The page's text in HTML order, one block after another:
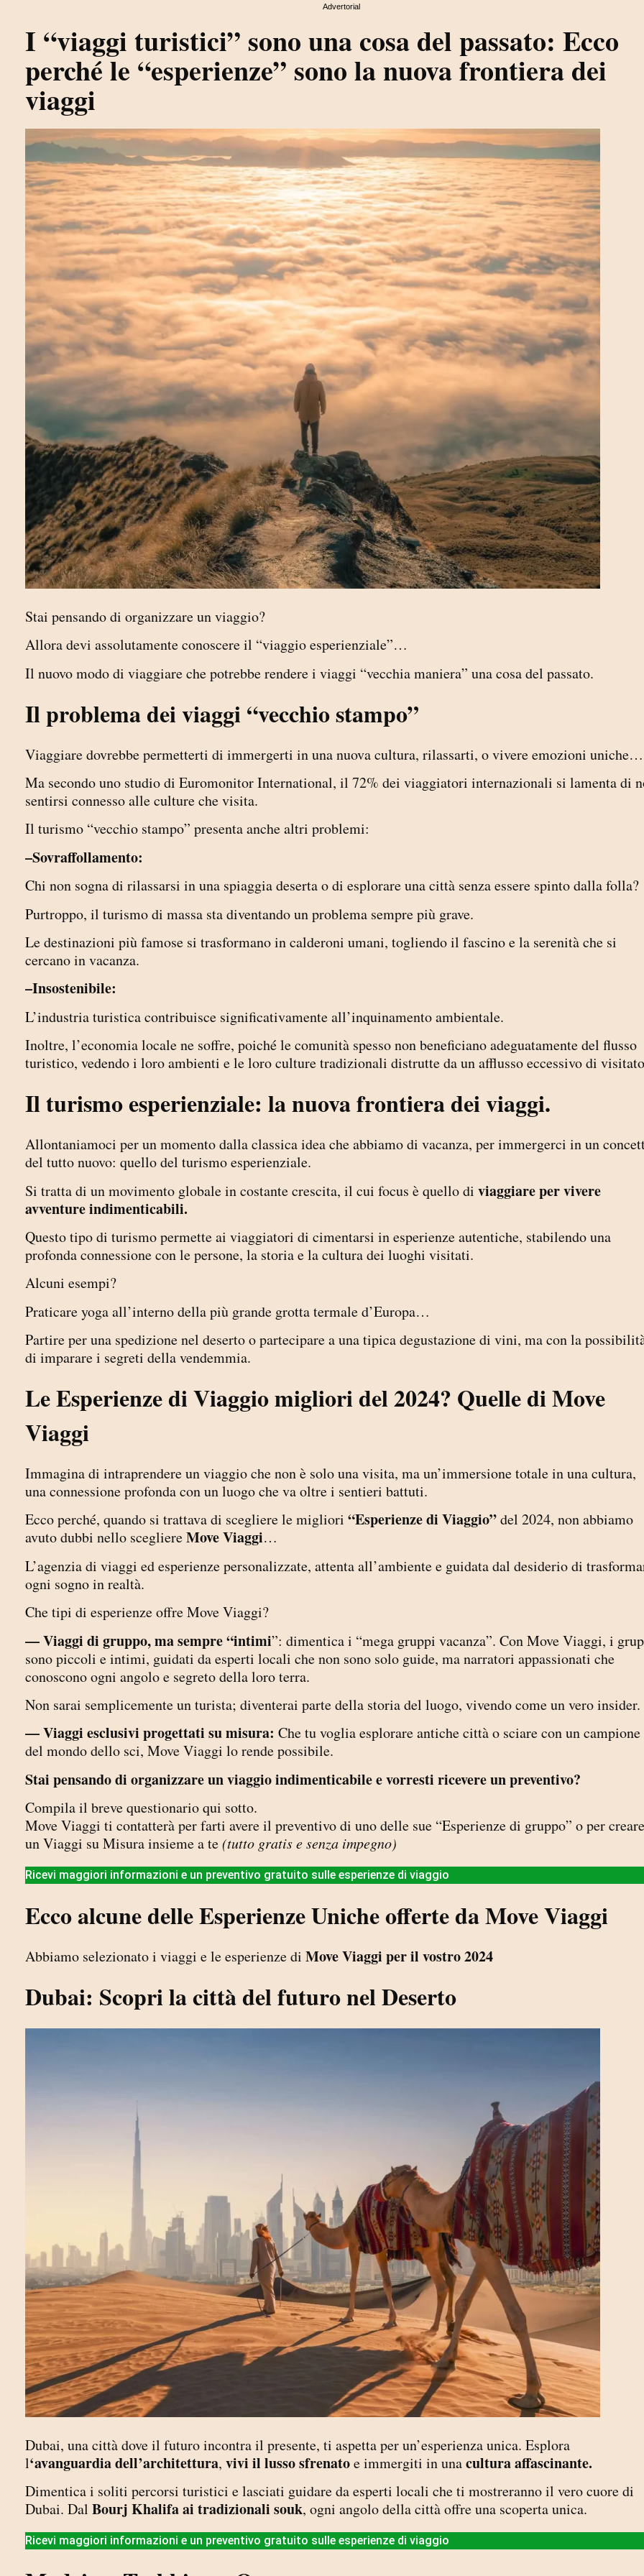
Advertorial
I “viaggi turistici” sono una cosa del passato: Ecco
perché le “esperienze” sono la nuova frontiera dei
viaggi
Stai pensando di organizzare un viaggio?
Allora devi assolutamente conoscere il “viaggio esperienziale”…
Il nuovo modo di viaggiare che potrebbe rendere i viaggi “vecchia maniera” una cosa del passato.
Il problema dei viaggi “vecchio stampo”
Viaggiare dovrebbe permetterti di immergerti in una nuova cultura, rilassarti, o vivere emozioni uniche…
Ma secondo uno studio di Euromonitor International, il 72% dei viaggiatori internazionali si lamenta di
sentirsi connesso alle culture che visita.
Il turismo “vecchio stampo” presenta anche altri problemi:
–Sovraffollamento:
Chi non sogna di rilassarsi in una spiaggia deserta o di esplorare una città senza essere spinto dalla folla?
Purtroppo, il turismo di massa sta diventando un problema sempre più grave.
Le destinazioni più famose si trasformano in calderoni umani, togliendo il fascino e la serenità che si
cercano in vacanza.
–Insostenibile:
L’industria turistica contribuisce significativamente all’inquinamento ambientale.
Inoltre, l’economia locale ne soffre, poiché le comunità spesso non beneficiano adeguatamente del flusso
turistico, vedendo i loro ambienti e le loro culture tradizionali distrutte da un afflusso eccessivo di
Il turismo esperienziale: la nuova frontiera dei viaggi.
Allontaniamoci per un momento dalla classica idea che abbiamo di vacanza, per immergerci in un
del tutto nuovo: quello del turismo esperienziale.
Si tratta di un movimento globale in costante crescita, il cui focus è quello di viaggiare per vivere
avventure indimenticabili.
Questo tipo di turismo permette ai viaggiatori di cimentarsi in esperienze autentiche, stabilendo una
profonda connessione con le persone, la storia e la cultura dei luoghi visitati.
Alcuni esempi?
Praticare yoga all’interno della più grande grotta termale d’Europa…
Partire per una spedizione nel deserto o partecipare a una tipica degustazione di vini, ma con la
di imparare i segreti della vendemmia.
Le Esperienze di Viaggio migliori del 2024? Quelle di Move
Viaggi
Immagina di intraprendere un viaggio che non è solo una visita, ma un’immersione totale in una cultura,
una connessione profonda con un luogo che va oltre i sentieri battuti.
Ecco perché, quando si trattava di scegliere le migliori “Esperienze di Viaggio”del 2024, non abbiamo
avuto dubbi nello scegliereMove Viaggi…
L’agenzia di viaggi ed esperienze personalizzate, attenta all’ambiente e guidata dal desiderio di
ogni sogno in realtà.
Che tipi di esperienze offre Move Viaggi?
— Viaggi di gruppo, ma sempre “intimi”: dimentica i “mega gruppi vacanza”. Con Move Viaggi, i
sono piccoli e intimi, guidati da esperti locali che non sono solo guide, ma narratori appassionati che
conoscono ogni angolo e segreto della loro terra.
Non sarai semplicemente un turista; diventerai parte della storia del luogo, vivendo come un vero insider.
— Viaggi esclusivi progettati su misura: Che tu voglia esplorare antiche città o sciare con un campione
del mondo dello sci, Move Viaggi lo rende possibile.
Stai pensando di organizzare un viaggio indimenticabile e vorresti ricevere un preventivo?
Compila il breve questionario qui sotto.
Move Viaggi ti contatterà per farti avere il preventivo di uno delle sue “Esperienze di gruppo” o per creare
un Viaggi su Misura insieme a te(tutto gratis e senza impegno)
Ricevi maggiori informazioni e un preventivo gratuito sulle esperienze di viaggio
Ecco alcune delle Esperienze Uniche offerte da Move Viaggi
Abbiamo selezionato i viaggi e le esperienze di Move Viaggi per il vostro 2024
Dubai: Scopri la città del futuro nel Deserto
Dubai, una città dove il futuro incontra il presente, ti aspetta per un’esperienza unica. Esplora
l‘avanguardia dell’architettura, vivi il lusso sfrenatoe immergiti in unacultura affascinante.
Dimentica i soliti percorsi turistici e lasciati guidare da esperti locali che ti mostreranno il vero cuore di
Dubai. Dal Bourj Khalifa ai tradizionali souk, ogni angolo della città offre una scoperta unica.
Ricevi maggiori informazioni e un preventivo gratuito sulle esperienze di viaggio